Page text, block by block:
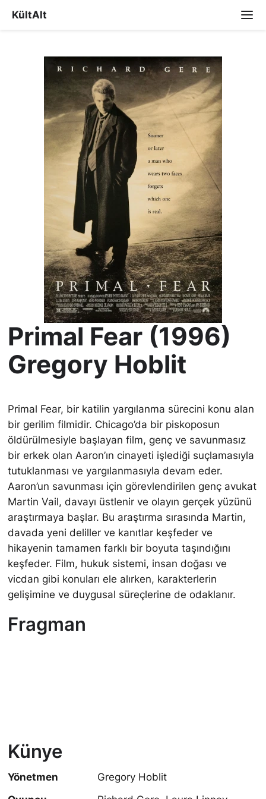
KültAlt
Primal Fear (1996)
Gregory Hoblit
Primal Fear, bir katilin yargılanma sürecini konu alan
bir gerilim filmidir. Chicago’da bir piskoposun
öldürülmesiyle başlayan film, genç ve savunmasız
bir erkek olan Aaron’ın cinayeti işlediği suçlamasıyla
tutuklanması ve yargılanmasıyla devam eder.
Aaron’un savunması için görevlendirilen genç avukat
Martin Vail, davayı üstlenir ve olayın gerçek yüzünü
araştırmaya başlar. Bu araştırma sırasında Martin,
davada yeni deliller ve kanıtlar keşfeder ve
hikayenin tamamen farklı bir boyuta taşındığını
keşfeder. Film, hukuk sistemi, insan doğası ve
vicdan gibi konuları ele alırken, karakterlerin
gelişimine ve duygusal süreçlerine de odaklanır.
Fragman
Künye
Yönetmen
Gregory Hoblit